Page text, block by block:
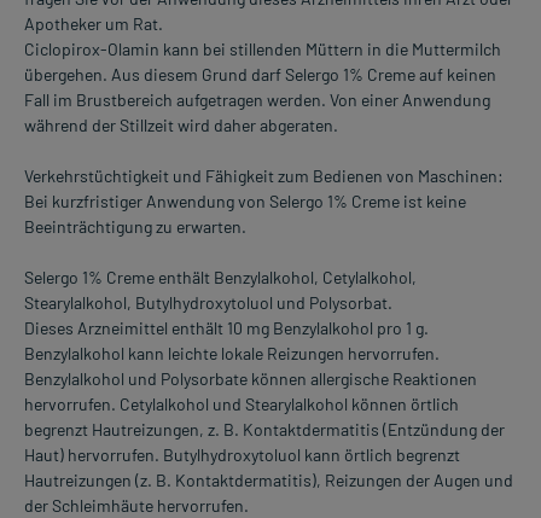
Apotheker um Rat.
Ciclopirox-Olamin kann bei stillenden Müttern in die Muttermilch
übergehen. Aus diesem Grund darf Selergo 1% Creme auf keinen
Fall im Brustbereich aufgetragen werden. Von einer Anwendung
während der Stillzeit wird daher abgeraten.
Verkehrstüchtigkeit und Fähigkeit zum Bedienen von Maschinen:
Bei kurzfristiger Anwendung von Selergo 1% Creme ist keine
Beeinträchtigung zu erwarten.
Selergo 1% Creme enthält Benzylalkohol, Cetylalkohol,
Stearylalkohol, Butylhydroxytoluol und Polysorbat.
Dieses Arzneimittel enthält 10 mg Benzylalkohol pro 1 g.
Benzylalkohol kann leichte lokale Reizungen hervorrufen.
Benzylalkohol und Polysorbate können allergische Reaktionen
hervorrufen. Cetylalkohol und Stearylalkohol können örtlich
begrenzt Hautreizungen, z. B. Kontaktdermatitis (Entzündung der
Haut) hervorrufen. Butylhydroxytoluol kann örtlich begrenzt
Hautreizungen (z. B. Kontaktdermatitis), Reizungen der Augen und
der Schleimhäute hervorrufen.